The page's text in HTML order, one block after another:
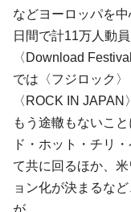
などヨーロッパを
日間で計11万人動
〈Download
では〈フジロック
〈ROCK IN
もう途轍もないこ
ド・ホット・チリ
て共に回るほか、
ョン化が決まるな
が……。